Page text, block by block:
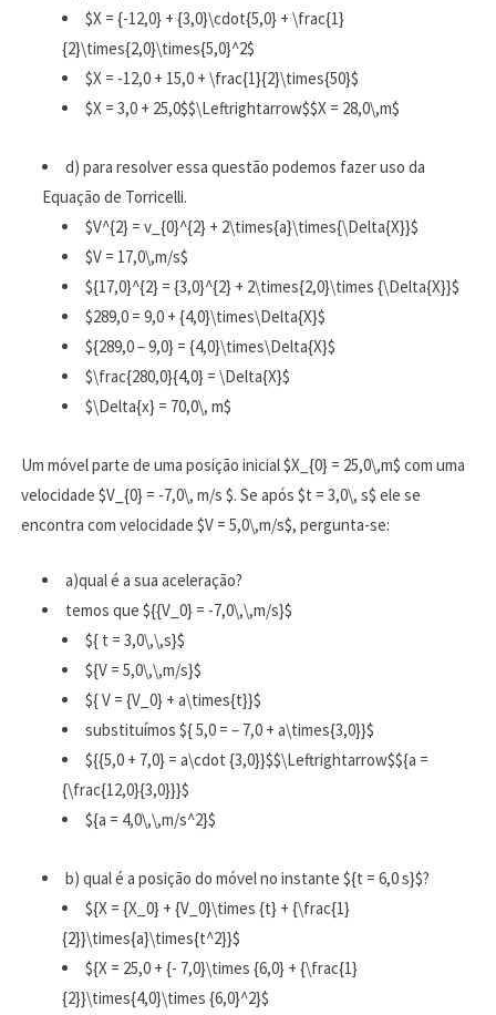
$X = {-12,0} + {3,0}\cdot{5,0} + \frac{1}
{2}\times{2,0}\times{5,0}^2$
$X = -12,0 + 15,0 + \frac{1}{2}\times{50}$
$X = 3,0 + 25,0$$\Leftrightarrow$$X = 28,0\,m$
d) para resolver essa questão podemos fazer uso da
Equação de Torricelli.
$V^{2} = v_{0}^{2} + 2\times{a}\times{\Delta{X}}$
$V = 17,0\,m/s$
${17,0}^{2} = {3,0}^{2} + 2\times{2,0}\times {\Delta{X}}$
$289,0 = 9,0 + {4,0}\times\Delta{X}$
${289,0 – 9,0} = {4,0}\times\Delta{X}$
$\frac{280,0}{4,0} = \Delta{X}$
$\Delta{x} = 70,0\, m$
Um móvel parte de uma posição inicial $X_{0} = 25,0\,m$ com uma
velocidade $V_{0} = -7,0\, m/s $. Se após $t = 3,0\, s$ ele se
encontra com velocidade $V = 5,0\,m/s$, pergunta-se:
a)qual é a sua aceleração?
temos que ${{V_0} = -7,0\,\,m/s}$
${ t = 3,0\,\,s}$
${V = 5,0\,\,m/s}$
${ V = {V_0} + a\times{t}}$
substituímos ${ 5,0 = – 7,0 + a\times{3,0}}$
${{5,0 + 7,0} = a\cdot {3,0}}$$\Leftrightarrow$${a =
{\frac{12,0}{3,0}}}$
${a = 4,0\,\,m/s^2}$
b) qual é a posição do móvel no instante ${t = 6,0 s}$?
${X = {X_0} + {V_0}\times {t} + {\frac{1}
{2}}\times{a}\times{t^2}}$
${X = 25,0 + {- 7,0}\times {6,0} + {\frac{1}
{2}}\times{4,0}\times {6,0}^2}$